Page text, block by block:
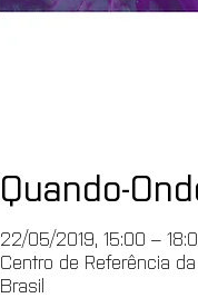
Quando-
22/05/2019, 15:00 –
Centro de Referência
Brasil